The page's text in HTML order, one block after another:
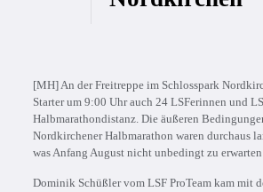
[MH] An der Freitreppe im Schlosspark
Starter um 9:00 Uhr auch 24 LSFerinnen und
Halbmarathondistanz. Die äußeren
Nordkirchener Halbmarathon waren durchaus
was Anfang August nicht unbedingt zu
Dominik Schüßler vom LSF ProTeam kam mit